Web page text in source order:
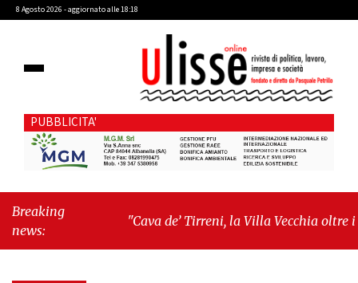
8 Agosto 2026 - aggiornato alle 18:18
PUBBLICITA'
Breaking
news:
"Cava de’ Tirreni, la Villa Vecchia oltre i